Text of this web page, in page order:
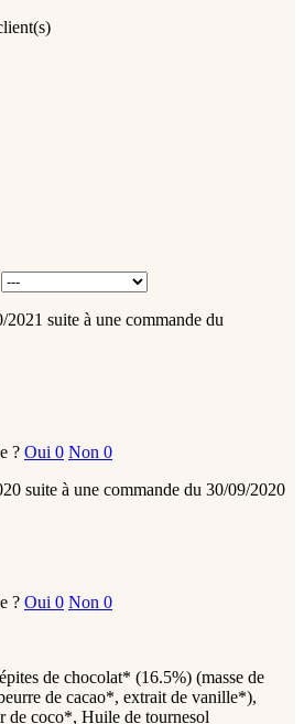
2021 suite à une commande du
? Oui 0 Non 0
suite à une commande du 30/09/2020
? Oui 0 Non 0
de chocolat* (16.5%) (masse de
de cacao*, extrait de vanille*),
de coco*, Huile de tournesol